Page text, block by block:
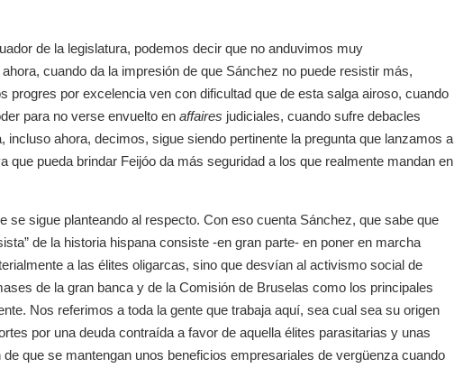
de la legislatura, podemos decir que no anduvimos muy
cuando da la impresión de que Sánchez no puede resistir más,
progres por excelencia ven con dificultad que de esta salga airoso, cuando
para no verse envuelto enaffaires judiciales, cuando sufre debacles
incluso ahora, decimos, sigue siendo pertinente la pregunta que lanzamos a
que pueda brindar Feijóo da más seguridad a los que realmente mandan en
se sigue planteando al respecto. Con eso cuenta Sánchez, que sabe que
de la historia hispana consiste -en gran parte- en poner en marcha
a las élites oligarcas, sino que desvían al activismo social de
de la gran banca y de la Comisión de Bruselas como los principales
Nos referimos a toda la gente que trabaja aquí, sea cual sea su origen
por una deuda contraída a favor de aquella élites parasitarias y unas
que se mantengan unos beneficios empresariales de vergüenza cuando